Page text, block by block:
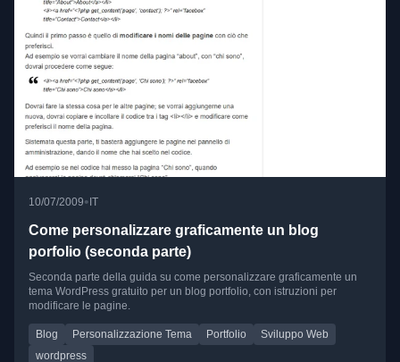
10/07/2009• IT
Come personalizzare graficamente un blog
porfolio (seconda parte)
Seconda parte della guida su come personalizzare graficamente un
tema WordPress gratuito per un blog portfolio, con istruzioni per
modificare le pagine.
Blog Personalizzazione Tema Portfolio
Sviluppo Web
wordpress